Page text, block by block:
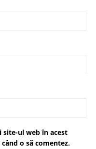
site-ul web în acest
o să comentez.